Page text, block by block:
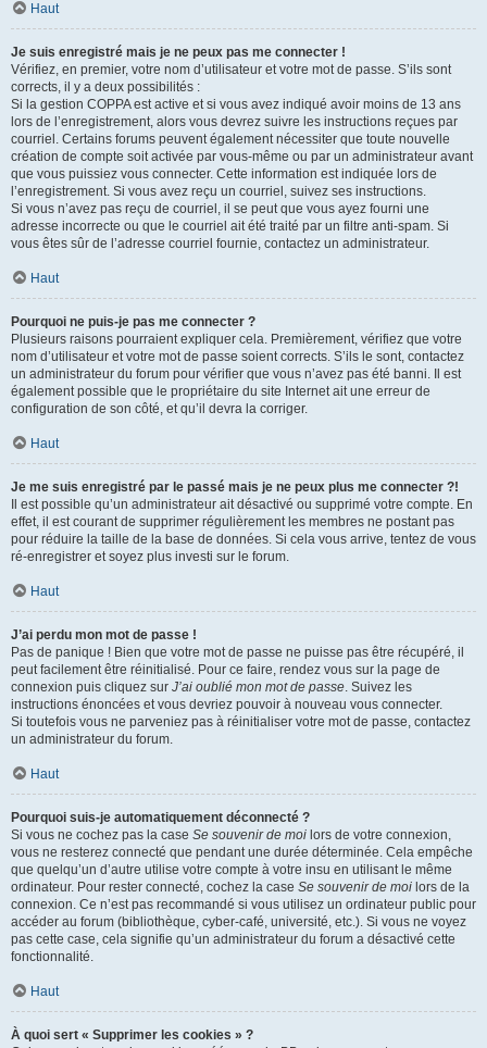
Haut
Je suis enregistré mais je ne peux pas me connecter !
Vérifiez, en premier, votre nom d’utilisateur et votre mot de passe. S’ils sont
corrects, il y a deux possibilités :
Si la gestion COPPA est active et si vous avez indiqué avoir moins de 13 ans
lors de l’enregistrement, alors vous devrez suivre les instructions reçues par
courriel. Certains forums peuvent également nécessiter que toute nouvelle
création de compte soit activée par vous-même ou par un administrateur avant
que vous puissiez vous connecter. Cette information est indiquée lors de
l’enregistrement. Si vous avez reçu un courriel, suivez ses instructions.
Si vous n’avez pas reçu de courriel, il se peut que vous ayez fourni une
adresse incorrecte ou que le courriel ait été traité par un filtre anti-spam. Si
vous êtes sûr de l’adresse courriel fournie, contactez un administrateur.
Haut
Pourquoi ne puis-je pas me connecter ?
Plusieurs raisons pourraient expliquer cela. Premièrement, vérifiez que votre
nom d’utilisateur et votre mot de passe soient corrects. S’ils le sont, contactez
un administrateur du forum pour vérifier que vous n’avez pas été banni. Il est
également possible que le propriétaire du site Internet ait une erreur de
configuration de son côté, et qu’il devra la corriger.
Haut
Je me suis enregistré par le passé mais je ne peux plus me connecter ?!
Il est possible qu’un administrateur ait désactivé ou supprimé votre compte. En
effet, il est courant de supprimer régulièrement les membres ne postant pas
pour réduire la taille de la base de données. Si cela vous arrive, tentez de vous
ré-enregistrer et soyez plus investi sur le forum.
Haut
J’ai perdu mon mot de passe !
Pas de panique ! Bien que votre mot de passe ne puisse pas être récupéré, il
peut facilement être réinitialisé. Pour ce faire, rendez vous sur la page de
connexion puis cliquez sur J’ai oublié mon mot de passe. Suivez les
instructions énoncées et vous devriez pouvoir à nouveau vous connecter.
Si toutefois vous ne parveniez pas à réinitialiser votre mot de passe, contactez
un administrateur du forum.
Haut
Pourquoi suis-je automatiquement déconnecté ?
Si vous ne cochez pas la case Se souvenir de moi lors de votre connexion,
vous ne resterez connecté que pendant une durée déterminée. Cela empêche
que quelqu’un d’autre utilise votre compte à votre insu en utilisant le même
ordinateur. Pour rester connecté, cochez la case Se souvenir de moi lors de la
connexion. Ce n’est pas recommandé si vous utilisez un ordinateur public pour
accéder au forum (bibliothèque, cyber-café, université, etc.). Si vous ne voyez
pas cette case, cela signifie qu’un administrateur du forum a désactivé cette
fonctionnalité.
Haut
À quoi sert « Supprimer les cookies » ?